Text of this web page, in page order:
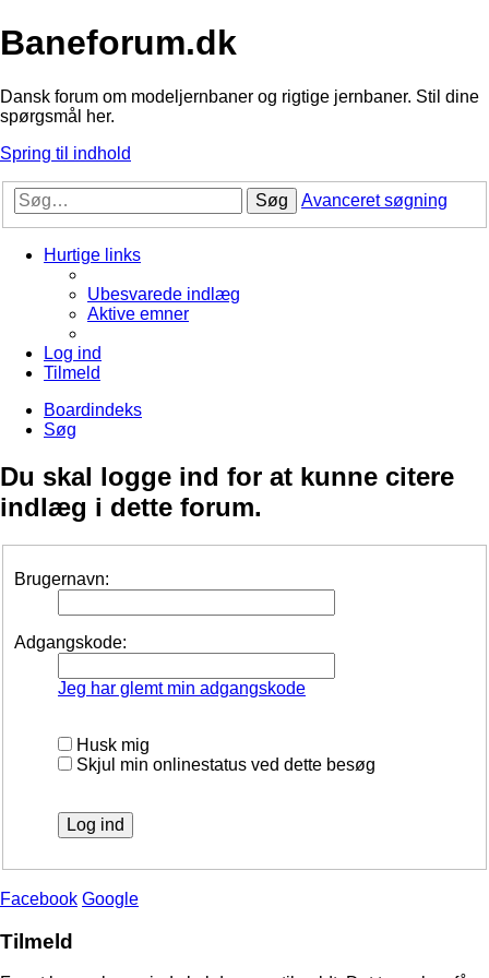
Baneforum.dk
Dansk forum om modeljernbaner og rigtige jernbaner. Stil dine
spørgsmål her.
Spring til indhold
Søg Avanceret søgning
Hurtige links
Ubesvarede indlæg
Aktive emner
Log ind
Tilmeld
Boardindeks
Søg
Du skal logge ind for at kunne citere
indlæg i dette forum.
Brugernavn:
Adgangskode:
Jeg har glemt min adgangskode
Husk mig
Skjul min onlinestatus ved dette besøg
Facebook Google
Tilmeld